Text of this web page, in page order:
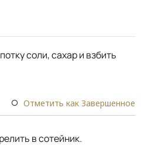
соли, сахар и взбить
Отметить как Завершенное
в сотейник.